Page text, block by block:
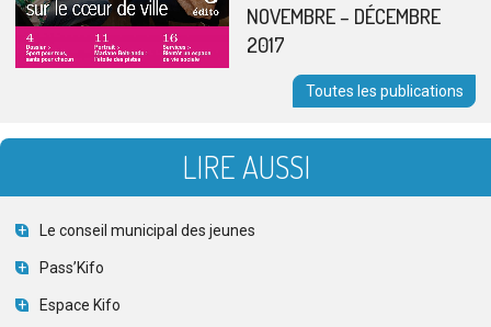
NOVEMBRE – DÉCEMBRE
2017
Toutes les publications
LIRE AUSSI
Le conseil municipal des jeunes
Pass’Kifo
Espace Kifo